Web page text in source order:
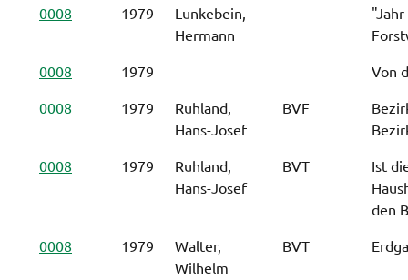
0008
1979
Lunkebein,
Hermann
0008
1979
Von
0008
1979
Ruhland,
Hans-Josef
BVF
0008
1979
Ruhland,
Hans-Josef
BVT
Ist
den
0008
1979
Walter,
Wilhelm
BVT